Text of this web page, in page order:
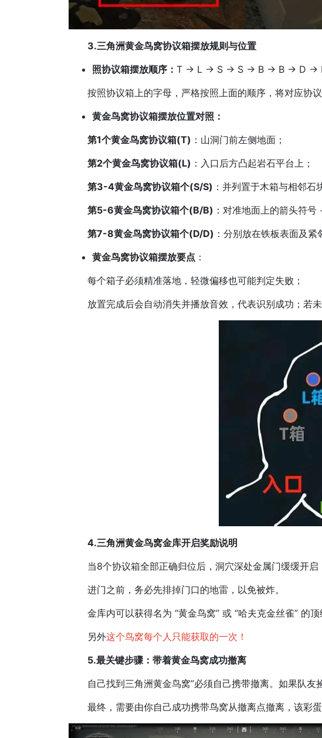
3.三角洲黄金鸟窝协议箱摆放规则与位置
照协议箱摆放顺序： T → L → S → S → B → B → D →
按照协议箱上的字母，严格按照上面的顺序，将对应协议
黄金鸟窝协议箱摆放位置对照：
第1个黄金鸟窝协议箱(T) ：山洞门前左侧地面；
第2个黄金鸟窝协议箱(L) ：入口后方凸起岩石平台上；
第3-4黄金鸟窝协议箱个(S/S) ：并列置于木箱与相邻石
第5-6黄金鸟窝协议箱个(B/B) ：对准地面上的箭头符号
第7-8黄金鸟窝协议箱个(D/D) ：分别放在铁板表面及紧
黄金鸟窝协议箱摆放要点 ：
每个箱子必须精准落地，轻微偏移也可能判定失败；
放置完成后会自动消失并播放音效，代表识别成功；若未
4.三角洲黄金鸟窝金库开启奖励说明
当8个协议箱全部正确归位后，洞穴深处金属门缓缓开启
进门之前，​务必先排掉门口的地雷，以免被炸。
金库内可以获得名为 ​​“黄金鸟窝”​​ 或 ​​“哈夫克金丝雀”​​ 的顶
另外这个鸟窝每个人只能获取的一次！
5.最关键步骤：带着黄金鸟窝成功撤离
自己找到三角洲黄金鸟窝”​必须自己携带撤离。如果队友
最终，需要由你自己成功携带鸟窝从撤离点撤离，该彩蛋